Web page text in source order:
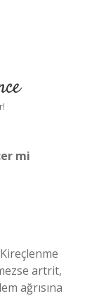
mi
artrit,
ağrısına